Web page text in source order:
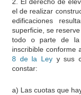
2. El derecho de
el de realizar
edificaciones
superficie, se
todo o parte de la
inscribible conforme
8 de la Leyy sus
constar:
a) Las cuotas que